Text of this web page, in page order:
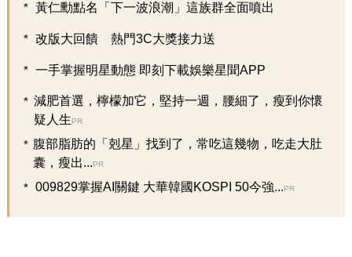
黃仁勳點名「下一波浪潮」這族群全面噴出
改版大回饋 熱門3C大獎接力送
一手掌握明星動態 即刻下載娛樂星聞APP
減肥首選，檸檬加它，堅持一週，腰細了，瘦到你懷
疑人生 PR
腹部脂肪的「剋星」找到了，常吃這幾物，吃走大肚
囊，瘦出... PR
009829掌握AI關鍵 大華韓國KOSPI 50今強... PR